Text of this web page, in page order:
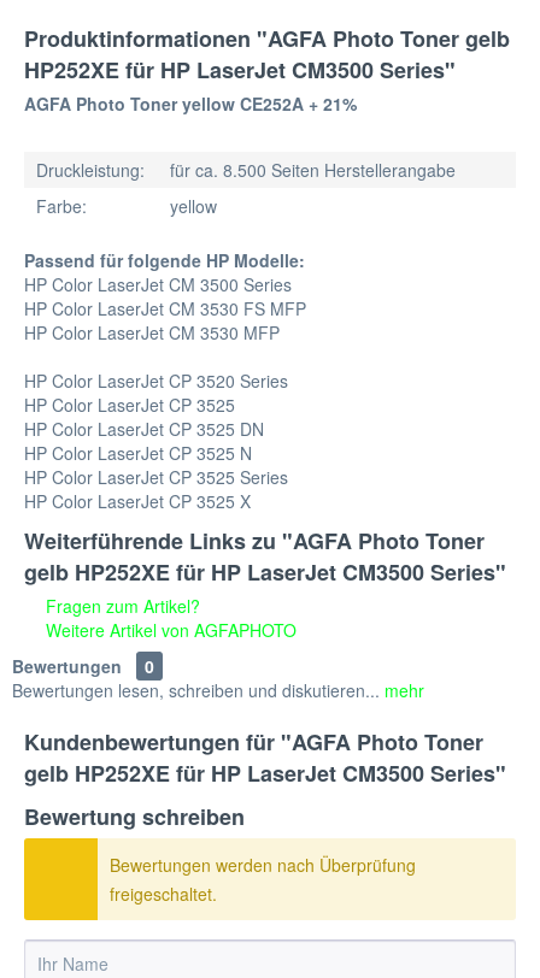
Produktinformationen "AGFA Photo Toner gelb
HP252XE für HP LaserJet CM3500 Series"
AGFA Photo Toner yellow CE252A + 21%
Druckleistung:
für ca. 8.500 Seiten Herstellerangabe
Farbe:
yellow
Passend für folgende HP Modelle:
HP Color LaserJet CM 3500 Series
HP Color LaserJet CM 3530 FS MFP
HP Color LaserJet CM 3530 MFP
HP Color LaserJet CP 3520 Series
HP Color LaserJet CP 3525
HP Color LaserJet CP 3525 DN
HP Color LaserJet CP 3525 N
HP Color LaserJet CP 3525 Series
HP Color LaserJet CP 3525 X
Weiterführende Links zu "AGFA Photo Toner
gelb HP252XE für HP LaserJet CM3500 Series"
Fragen zum Artikel?
Weitere Artikel von AGFAPHOTO
Bewertungen
0
Bewertungen lesen, schreiben und diskutieren... mehr
Kundenbewertungen für "AGFA Photo Toner
gelb HP252XE für HP LaserJet CM3500 Series"
Bewertung schreiben
Bewertungen werden nach Überprüfung
freigeschaltet.